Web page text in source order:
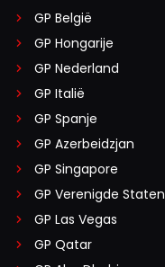
GP België
GP Hongarije
GP Nederland
GP Italië
GP Spanje
GP Azerbeidzjan
GP Singapore
GP Verenigde Staten
GP Las Vegas
GP Qatar